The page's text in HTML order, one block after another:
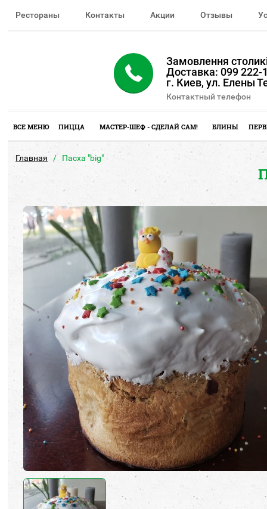
Рестораны Контакты Акции Отзывы
Замовлення
Доставка: 099 222-
г. Киев, ул. Елены
Контактный телефон
ВСЕ МЕНЮ ПИЦЦА МАСТЕР-ШЕФ - СДЕЛАЙ САМ! БЛИНЫ
Главная Пасха "big"